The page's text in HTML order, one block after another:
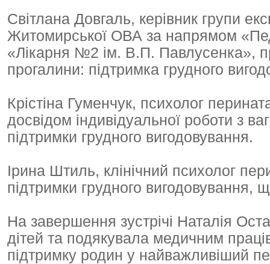
Світлана Довгаль, керівник групи
Житомирської ОВА за напрямом
«Лікарня №2 ім. В.П. Павлусенка»,
прогалини: підтримка грудного
Крістіна Гуменчук, психолог
досвідом індивідуальної роботи з
підтримки грудного вигодовування.
Ірина Штиль, клінічний психолог
підтримки грудного вигодовування,
На завершення зустрічі Наталія
дітей та подякувала медичним
підтримку родин у найважливіший